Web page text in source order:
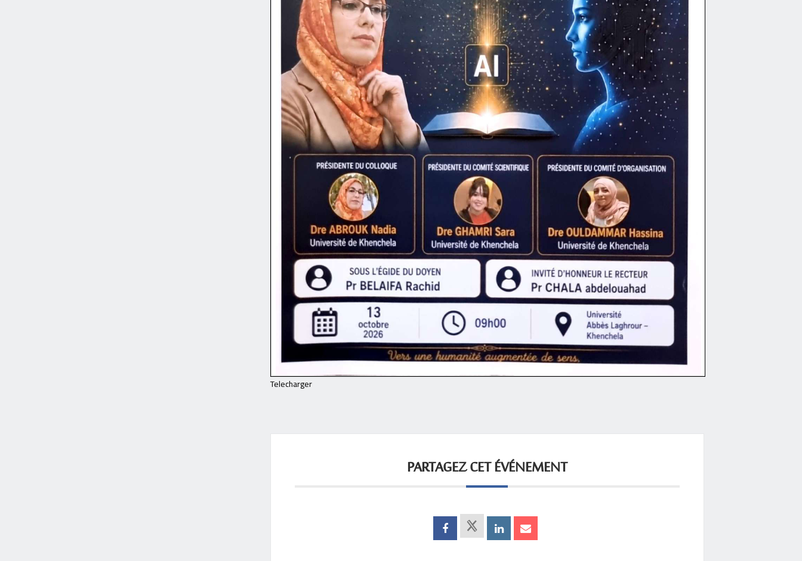
Telecharger
PARTAGEZ CET ÉVÉNEMENT